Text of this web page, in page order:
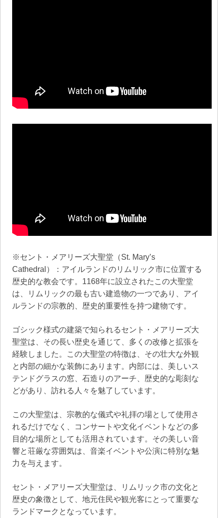
※セント・メアリーズ大聖堂（St. Mary’s
Cathedral）：アイルランドのリムリック市に位置する
歴史的な教会です。1168年に設立されたこの大聖堂
は、リムリックの最も古い建造物の一つであり、アイ
ルランドの宗教的、歴史的重要性を持つ建物です。
ゴシック様式の建築で知られるセント・メアリーズ大
聖堂は、その長い歴史を通じて、多くの改修と拡張を
経験しました。この大聖堂の特徴は、その壮大な外観
と内部の細かな装飾にあります。内部には、美しいス
テンドグラスの窓、石造りのアーチ、歴史的な彫刻な
どがあり、訪れる人々を魅了しています。
この大聖堂は、宗教的な儀式や礼拝の場として使用さ
れるだけでなく、コンサートや文化イベントなどの多
目的な場所としても活用されています。その美しい音
響と荘厳な雰囲気は、音楽イベントや公演に特別な魅
力を与えます。
セント・メアリーズ大聖堂は、リムリック市の文化と
歴史の象徴として、地元住民や観光客にとって重要な
ランドマークとなっています。